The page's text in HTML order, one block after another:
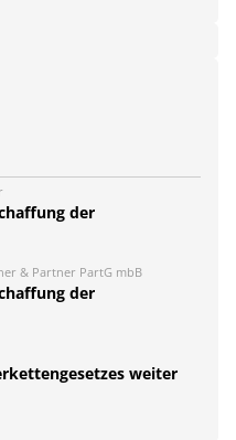
der
& Partner PartG mbB
der
weiter